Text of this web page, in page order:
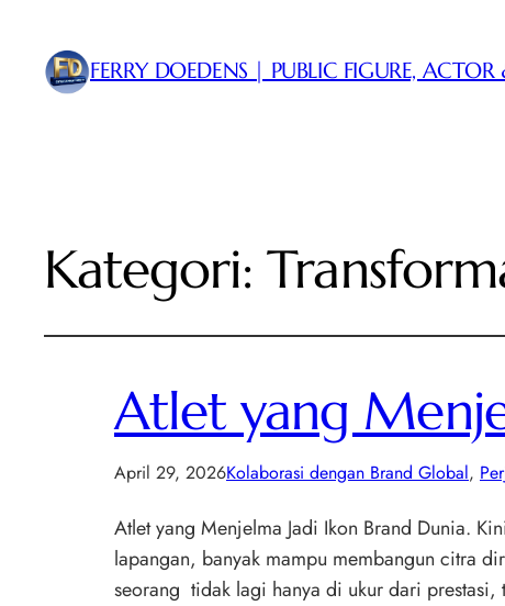
FERRY DOEDENS | PUBLIC FIGURE, ACTOR
Kategori:
Atlet yang
April 29, 2026Kolaborasi dengan Brand Global,
Atlet yang Menjelma Jadi Ikon Brand Dunia.
lapangan, banyak mampu membangun citra
seorang tidak lagi hanya di ukur dari